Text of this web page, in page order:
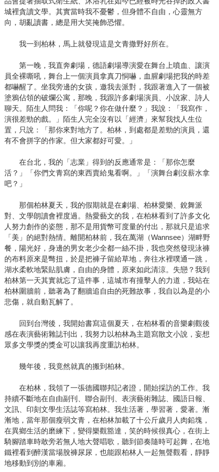
城裡貪讀文學。其實當時我不憂鬱，但身體不自由，心靈無方
向，胡亂讀書，總是用大笑掩飾恐懼。
我一到柏林，馬上就發現這是文青撒野好所在。
第一晚，我直奔劇場，德語劇場導演愛在舞台上噴血、讓演
員全裸嘶吼，舞台上一個演員拿真刀恫嚇，血腥劇場把我的時差
都嚇醒了。坐我旁邊的女孩，邀我去派對，我跟著進入了一個被
塗鴉佔領的破爛公寓，那晚，我跟許多劇場演員、小說家、詩人
聊天。陌生人問我：「你呢？你在做什麼？」我說：「我寫作，
演很差勁的戲。」陌生人完全沒有以「經濟」來幫我找人生位
置，只說：「那你來對地方了。柏林，到處都是差勁的演員，還
有不會拼字的作家。但大家都好可愛。」
在台北，我的「志業」得到的反應通常是：「那你怎麼
活？」「你們文青寫的東西賣給鬼看啊。」「演舞台劇沒薪水拿
吧？」
那個柏林夏天，我的假期就是在劇場、柏林愛樂、銳舞派
對、文學朗讀會裡度過。熱愛藝文的我，在柏林看到了許多文化
人努力創作的姿態，那不是用貨幣可度量的付出，那就只是追求
「美」的絕對熱情。離開柏林前，我在萬湖（Wannsee）湖畔野
餐，陽光好，身邊的男女老少全都一絲不掛，我也突然發現泳褲
的布料原來是彆扭，於是把褲子留給草地，奔往水裡噗通一跳，
湖水柔軟地緊貼肌膚，自由的身體，原來如此清涼。失戀？我到
柏林第一天其實就忘了這件事，這城市有撞擊人的力道，我站在
柏林圍牆前，聽著為了翻牆追自由的死難故事，我自以為是的小
悲傷，就自動瓦解了。
回到台灣後，我開始書寫這個夏天，在柏林看的音樂劇觀後
感在表演藝術雜誌刊出，我努力以柏林為主題寫散文小說，妄想
眾多文學獎的獎金可以讓我再度重訪柏林。
幾年後，我竟然就真的搬到柏林。
在柏林，我領了一張德國聯邦記者證，開始採訪的工作。我
持續不斷地在自由副刊、聯合副刊、表演藝術雜誌、國語日報、
文訊、印刻文學生活誌等寫柏林。我生活著，學習著，愛著。漸
漸地，當年那個瘦弱文青，在柏林加載了十公斤歲月人肉鉛塊，
在異鄉生活的磨練下，變得樂觀豁達，笑的時候很真心，在街上
騎腳踏車時敢旁若無人地大聲唱歌，聽到節奏隨時可起舞，在地
鐵裡看到醉漢當場脫褲尿尿，也能跟柏林人一起無聲觀看，靜靜
地移動到別的車廂。